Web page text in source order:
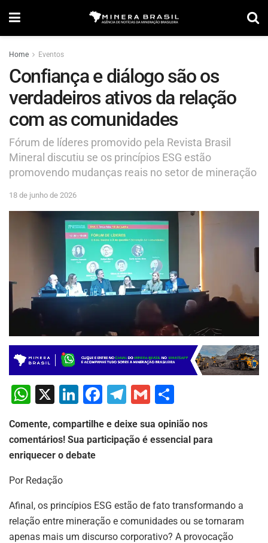
Home Eventos
Confiança e diálogo são os
verdadeiros ativos da relação
com as comunidades
Fórum de líderes promovido pela Revista Brasil
Mineral discutiu se os princípios ESG estão
promovendo mudanças reais no setor de mineração
18 de junho de 2026
W
at
s
A
p
p
X
Li
k
e
F
c
o
k
T
el
e
gr
G
ai
h
ar
Comente, compartilhe e deixe sua opinião nos
comentários! Sua participação é essencial para
enriquecer o debate
Por Redação
Afinal, os princípios ESG estão de fato transformando a
relação entre mineração e comunidades ou se tornaram
apenas mais um discurso corporativo? A provocação